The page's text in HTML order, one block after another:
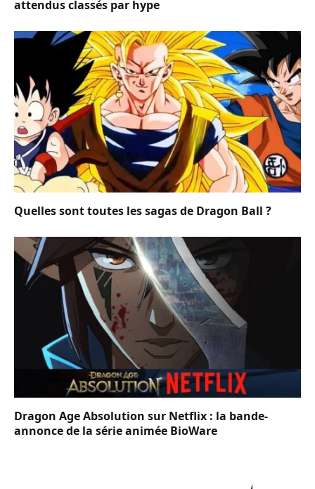
attendus classés par hype
Quelles sont toutes les sagas de Dragon Ball ?
Dragon Age Absolution sur Netflix : la bande-
annonce de la série animée BioWare